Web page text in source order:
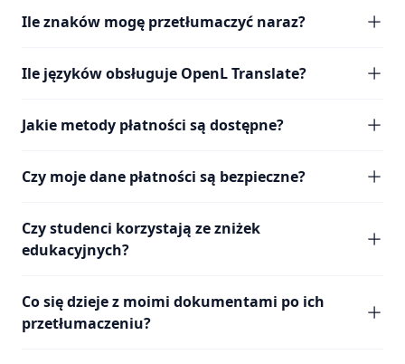
Ile znaków mogę przetłumaczyć naraz?
Ile języków obsługuje OpenL Translate?
Jakie metody płatności są dostępne?
Czy moje dane płatności są bezpieczne?
Czy studenci korzystają ze zniżek
edukacyjnych?
Co się dzieje z moimi dokumentami po ich
przetłumaczeniu?